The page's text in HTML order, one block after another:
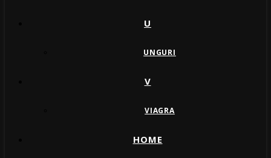
U
UNGURI
V
VIAGRA
HOME